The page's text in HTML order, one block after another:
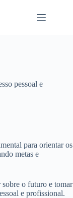
pessoal e
para orientar os
metas e
o futuro e tomar
e profissional.